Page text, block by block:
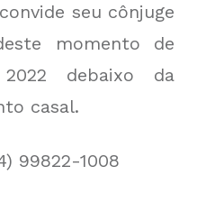
seu cônjuge
momento de
debaixo da
casal.
99822-1008